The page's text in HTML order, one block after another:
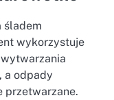
śladem
wykorzystuje
a odpady
przetwarzane.